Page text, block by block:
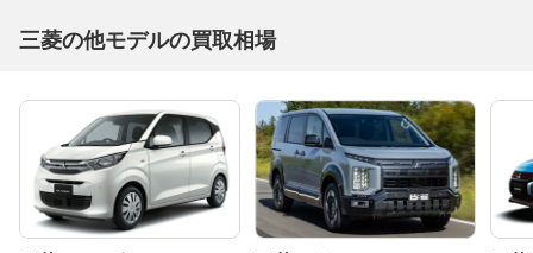
三菱の他モデルの買取相場